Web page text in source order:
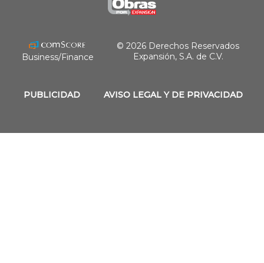
PUBLICIDAD AVISO LEGAL Y DE PRIVACIDAD
Business/Finance
© 2026 Derechos Reservados
Expansión, S.A. de C.V.